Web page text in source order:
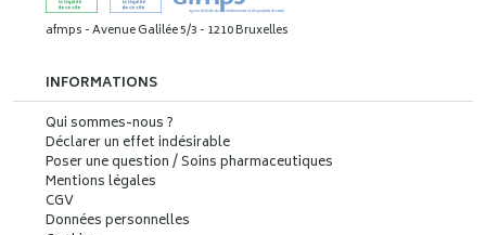
afmps - Avenue Galilée 5/3 - 1210 Bruxelles
INFORMATIONS
Qui sommes-nous ?
Déclarer un effet indésirable
Poser une question / Soins pharmaceutiques
Mentions légales
CGV
Données personnelles